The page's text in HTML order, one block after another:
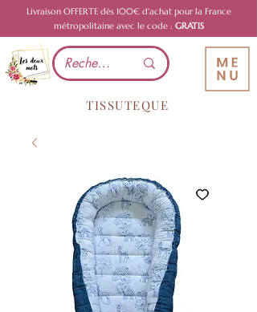
Livraison OFFERTE dès 100€ d'achat pour la France
métropolitaine avec le code : GRATIS
TISSUTEQUE